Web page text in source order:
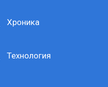
Хроника
Технология